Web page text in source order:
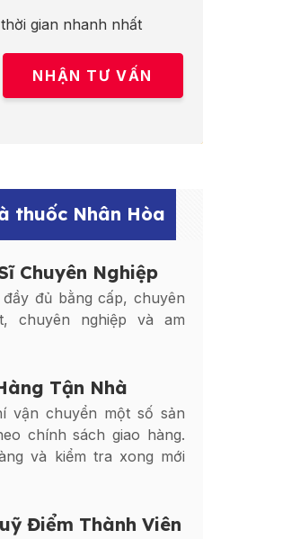
gian nhanh nhất
thuốc Nhân Hòa
Chuyên Nghiệp
đủ bằng cấp, chuyên
chuyên nghiệp và am
Tận Nhà
vận chuyển một số sản
chính sách giao hàng.
và kiểm tra xong mới
Điểm Thành Viên